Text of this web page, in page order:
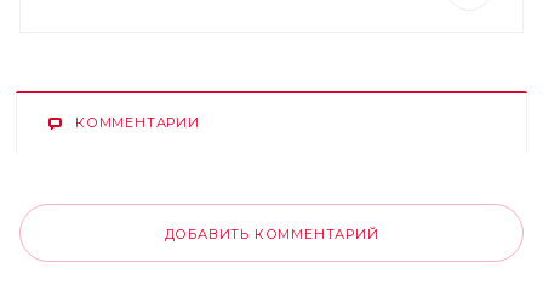
КОММЕНТАРИИ
ДОБАВИТЬ КОММЕНТАРИЙ